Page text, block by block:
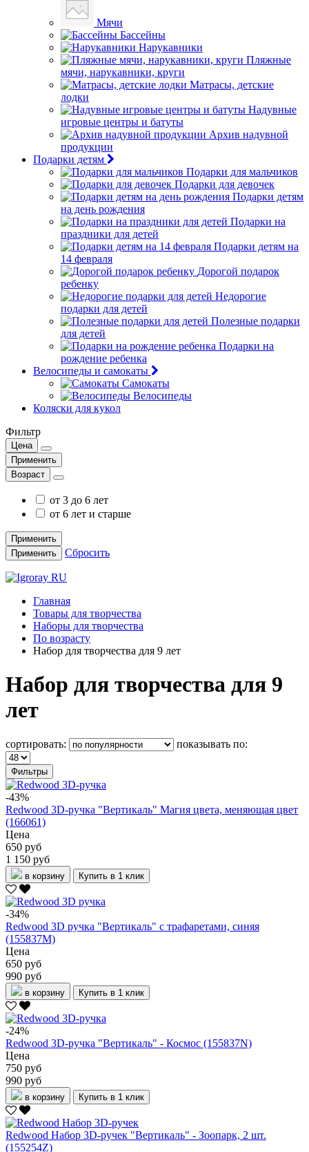
Мячи
Бассейны
Нарукавники
Пляжные
мячи, нарукавники, круги
Матрасы, детские
лодки
Надувные
игровые центры и батуты
Архив надувной
продукции
Подарки детям
Подарки для мальчиков
Подарки для девочек
Подарки детям
на день рождения
Подарки на
праздники для детей
Подарки детям на
14 февраля
Дорогой подарок
ребенку
Недорогие
подарки для детей
Полезные подарки
для детей
Подарки на
рождение ребенка
Велосипеды и самокаты
Самокаты
Велосипеды
Коляски для кукол
Фильтр
Цена
Применить
Возраст
от 3 до 6 лет
от 6 лет и старше
Применить
Применить
Сбросить
Главная
Товары для творчества
Наборы для творчества
По возрасту
Набор для творчества для 9 лет
Набор для творчества для 9
лет
сортировать: показывать по:
Фильтры
-43%
Redwood 3D-ручка "Вертикаль" Магия цвета, меняющая цвет
(166061)
Цена
650 руб
1 150 руб
в корзину Купить в 1 клик
-34%
Redwood 3D ручка "Вертикаль" с трафаретами, синяя
(155837M)
Цена
650 руб
990 руб
в корзину Купить в 1 клик
-24%
Redwood 3D-ручка "Вертикаль" - Космос (155837N)
Цена
750 руб
990 руб
в корзину Купить в 1 клик
Redwood Набор 3D-ручек "Вертикаль" - Зоопарк, 2 шт.
(155254Z)